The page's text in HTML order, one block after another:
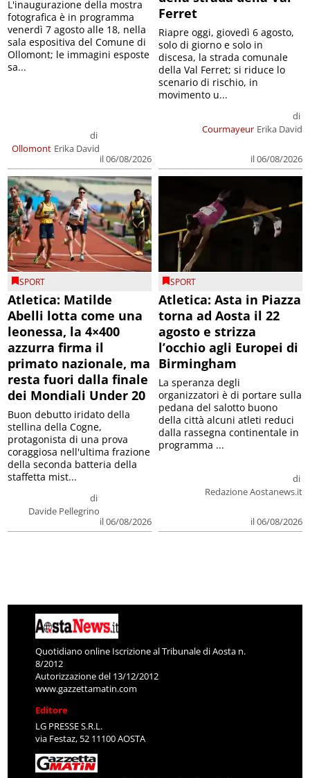
Ollomont
di
Erika David
il 06/08/2026
L'inaugurazione della mostra
fotografica è in programma
venerdì 7 agosto alle 18, nella
sala espositiva del Comune di
Ollomont; le immagini esposte
sa...
Ferret
Courmayeur
di
Erika David
il 06/08/2026
Riapre oggi, giovedì 6 agosto,
solo di giorno e solo in
discesa, la strada comunale
della Val Ferret; si riduce lo
scenario di rischio, in
movimento u...
SPORT
Atletica: Matilde
Abelli lotta come una
leonessa, la 4×400
azzurra firma il
primato nazionale, ma
resta fuori dalla finale
dei Mondiali Under 20
di
Davide Pellegrino
il 06/08/2026
Buon debutto iridato della
stellina della Cogne,
protagonista di una prova
coraggiosa nell'ultima frazione
della seconda batteria della
staffetta mist...
SPORT
Atletica: Asta in Piazza
torna ad Aosta il 22
agosto e strizza
l’occhio agli Europei di
Birmingham
di
Redazione Aostanews.it
il 06/08/2026
La speranza degli
organizzatori è di portare sulla
pedana del salotto buono
della città alcuni atleti reduci
dalla rassegna continentale in
programma ...
Quotidiano online Iscrizione al Tribunale di Aosta n.
8/2012
Autorizzazione del 13/12/2012
www.gazzettamatin.com
Editore
LG PRESSE S.R.L.
via Festaz, 52 11100 AOSTA